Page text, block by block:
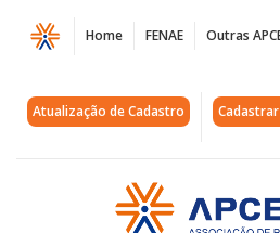
Página
29
de
Home FENAE Outras
Atualização de Cadastro
Acessar
página
inicial